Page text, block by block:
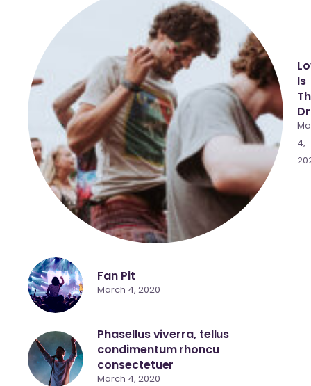
Is
4,
Fan Pit
March 4, 2020
Phasellus viverra, tellus
condimentum rhoncu
consectetuer
March 4, 2020